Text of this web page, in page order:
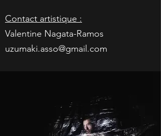
Contact artistique :
Valentine Nagata-Ramos
uzumaki.asso@gmail.com